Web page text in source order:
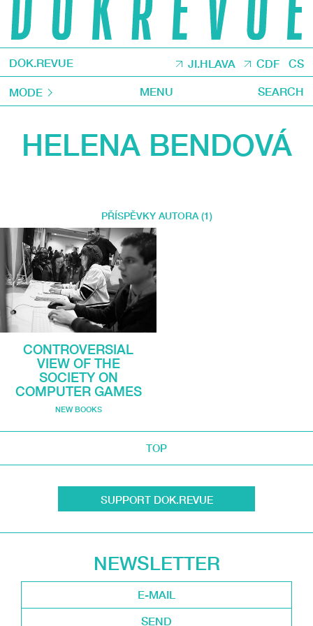
DOK.REVUE JI.HLAVA CDF CS
MODE MENU SEARCH
HELENA BENDOVÁ
PŘÍSPĚVKY AUTORA (1)
CONTROVERSIAL
VIEW OF THE
SOCIETY ON
COMPUTER GAMES
NEW BOOKS
TOP
SUPPORT DOK.REVUE
NEWSLETTER
SEND